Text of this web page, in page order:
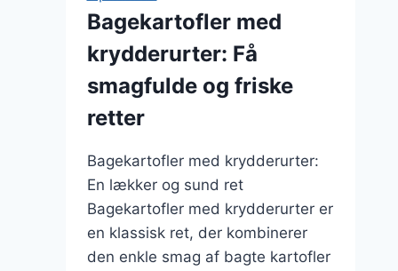
lækkert
Bagekartofler med
krydderurter: Få
smagfulde og friske
retter
Bagekartofler med krydderurter:
En lækker og sund ret
Bagekartofler med krydderurter er
en klassisk ret, der kombinerer
den enkle smag af bagte kartofler